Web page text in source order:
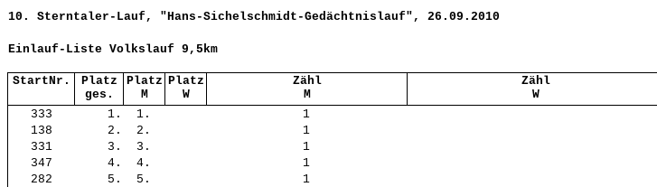
10. Sterntaler-Lauf, "Hans-Sichelschmidt-Gedächtnislauf", 26.09.2010
Einlauf-Liste Volkslauf 9,5km
StartNr.
Platz
ges.
Platz
M
Platz
W
Zähl
M
Zähl
W
333 1. 1. 1
138
2. 2. 1
331
3. 3. 1
347
4. 4. 1
282
5. 5. 1